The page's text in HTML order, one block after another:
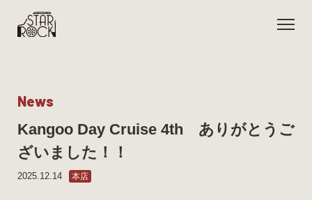
News
Kangoo Day Cruise 4th ありがとうご
ざいました！！
2025.12.14 本店